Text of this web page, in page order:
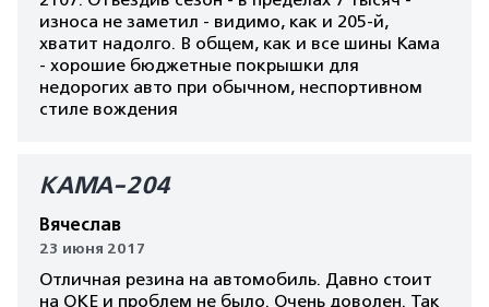
износа не заметил - видимо, как и 205-й,
хватит надолго. В общем, как и все шины Кама
- хорошие бюджетные покрышки для
недорогих авто при обычном, неспортивном
стиле вождения
КАМА-204
Вячеслав
23 июня 2017
Отличная резина на автомобиль. Давно стоит
на ОКЕ и проблем не было. Очень доволен. Так